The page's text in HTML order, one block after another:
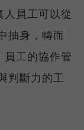
員工可以從
抽身，轉而
工的協作管
判斷力的工